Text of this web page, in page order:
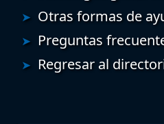
Otras formas de
Preguntas
Regresar al